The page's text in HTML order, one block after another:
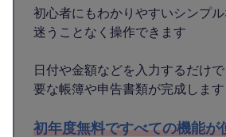
初心者にもわかりやすいシンプル
迷うことなく操作できます
日付や金額などを入力するだけ
要な帳簿や申告書類が完成します
初年度無料ですべての機能が